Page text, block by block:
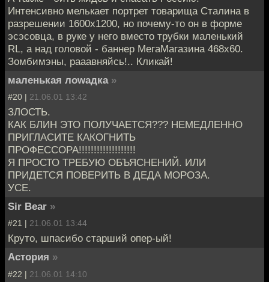
Интенсивно мелькает портрет товарища Сталина в
разрешении 1600х1200, но почему-то он в форме
эсэсовца, в руке у него вместо трубки маленький
RL, а над головой - баннер МегаМагазина 468x60.
Зомбимэны, рааавняйсь!.. Кликай!
маленькая лоwaдка »
#20 | 21.06.01 13:42
ЗЛОСТЬ.
КАК БЛИН ЭТО ПОЛУЧАЕТСЯ??? НЕМЕДЛЕННО
ПРИГЛАСИТЕ КАКОГНИТЬ
ПРОФЕССОРА!!!!!!!!!!!!!!!!!!!
Я ПРОСТО ТРЕБУЮ ОБЪЯСНЕНИЙ. ИЛИ
ПРИДЕТСЯ ПОВЕРИТЬ В ДЕДА МОРОЗА.
УСЕ.
Sir Bear »
#21 | 21.06.01 13:44
Круто, шпасибо старший опер-ый!
Астория »
#22 | 21.06.01 14:10